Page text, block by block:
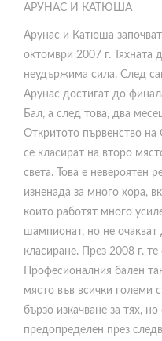
АРУНАС И КАТЮША
Арунас и Катюша
октомври 2007 г. Тяхната
неудържима сила. След
Арунас достигат до
Бал, а след това, два
Откритото първенство на
се класират на второ
света. Това е невероятен
изненада за много хора,
които работят много
шампионат, но не очакват
класиране. През 2008 г.
Професионалния бален
място във всички големи
бързо изкачване за тях,
предопределен през